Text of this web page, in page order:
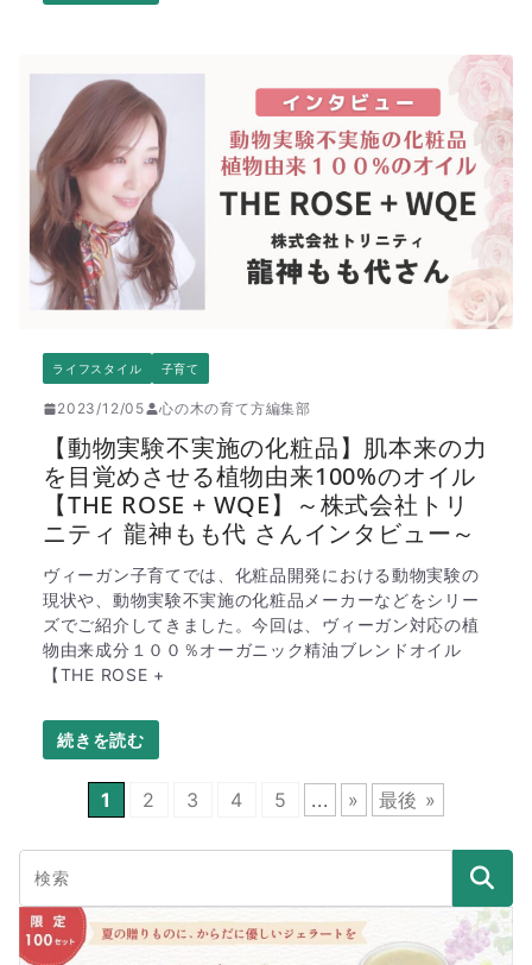
ライフスタイル 子育て
2023/12/05 心の木の育て方編集部
【動物実験不実施の化粧品】肌本来の力
を目覚めさせる植物由来100%のオイル
【THE ROSE + WQE】～株式会社トリ
ニティ 龍神もも代 さんインタビュー～
ヴィーガン子育てでは、化粧品開発における動物実験の
現状や、動物実験不実施の化粧品メーカーなどをシリー
ズでご紹介してきました。今回は、ヴィーガン対応の植
物由来成分１００％オーガニック精油ブレンドオイル
【THE ROSE +
1 2 3 4 5 ... » 最後 »